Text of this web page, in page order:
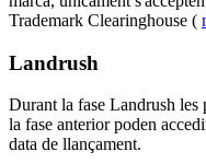
Trademark Clearinghouse (
Landrush
Durant la fase Landrush les
la fase anterior poden
data de llançament.